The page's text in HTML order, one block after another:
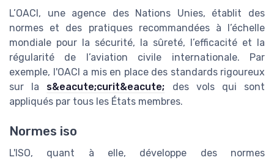
L’OACI, une agence des Nations Unies, établit des
normes et des pratiques recommandées à l’échelle
mondiale pour la sécurité, la sûreté, l’efficacité et la
régularité de l’aviation civile internationale. Par
exemple, l'OACI a mis en place des standards rigoureux
sur la s&eacute;curit&eacute; des vols qui sont
appliqués par tous les États membres.
Normes iso
L'ISO, quant à elle, développe des normes